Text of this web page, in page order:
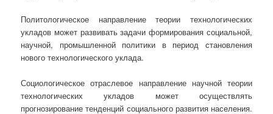
Политологическое направление теории технологических
укладов может развивать задачи формирования социальной,
научной, промышленной политики в период становления
нового технологического уклада.
Социологическое отраслевое направление научной теории
технологических укладов может осуществлять
прогнозирование тенденций социального развития населения.